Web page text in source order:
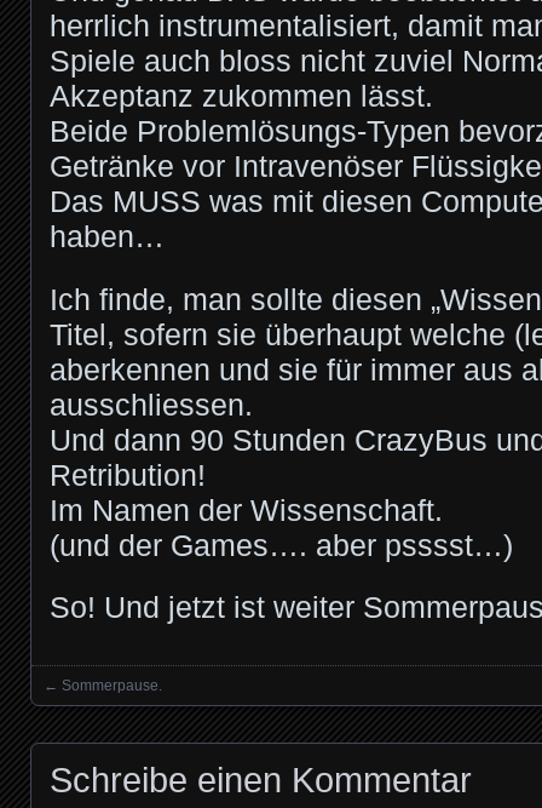
herrlich instrumentalisiert, damit
Spiele auch bloss nicht zuviel
Akzeptanz zukommen lässt.
Beide Problemlösungs-Typen
Getränke vor Intravenöser
Das MUSS was mit diesen
haben…
Ich finde, man sollte diesen
Titel, sofern sie überhaupt welche
aberkennen und sie für immer aus
ausschliessen.
Und dann 90 Stunden CrazyBus
Retribution!
Im Namen der Wissenschaft.
(und der Games…. aber psssst…)
So! Und jetzt ist weiter
Posts navigation
← Sommerpause.
Schreibe einen Kommentar